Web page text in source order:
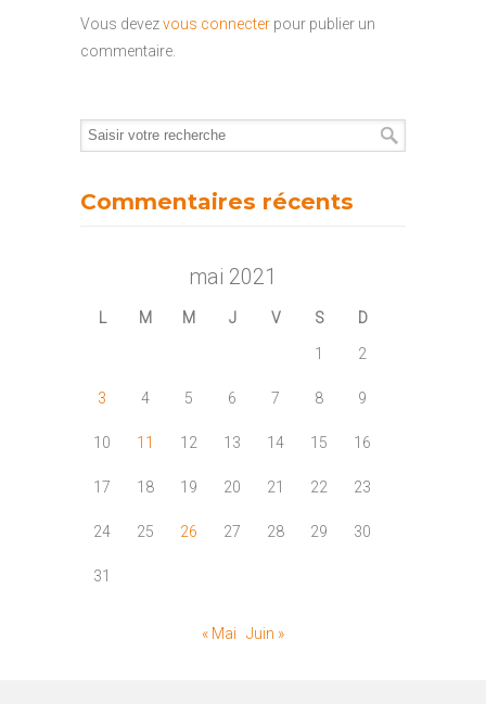
Vous devezvous connecter pour publier un
commentaire.
Commentaires récents
mai 2021
L M M J V S D
1 2
3 4 5 6 7 8 9
10 11 12 13 14 15 16
17 18 19 20 21 22 23
24 25 26 27 28 29 30
31
« Mai Juin »